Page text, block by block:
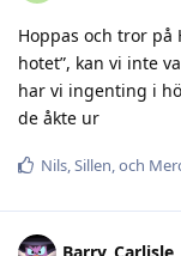
Hoppas och tror på
hotet”, kan vi inte
har vi ingenting i
de åkte ur
Nils,Sillen, och